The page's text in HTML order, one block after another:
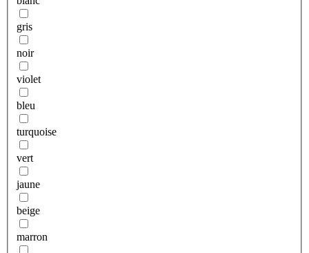
gris
noir
violet
bleu
turquoise
vert
jaune
beige
marron